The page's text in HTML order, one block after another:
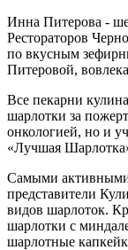
Инна Питерова -
Рестораторов
по вкусным
Питеровой,
Все пекарни
шарлотки за
онкологией, но и
«Лучшая
Самыми активными
представители
видов шарлоток.
шарлотки с
шарлотные